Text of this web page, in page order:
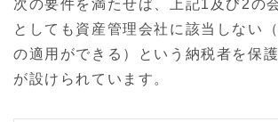
次の要件を満たせば、上記1及び2の
としても資産管理会社に該当しない
の適用ができる）という納税者を保
が設けられています。